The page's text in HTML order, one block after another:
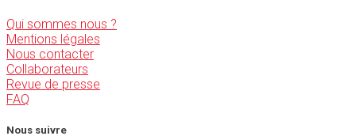
Qui sommes nous ?
Mentions légales
Nous contacter
Collaborateurs
Revue de presse
FAQ
Nous suivre